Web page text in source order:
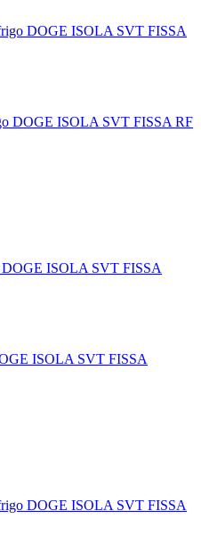
DOGE ISOLA SVT FISSA RF
ISOLA SVT FISSA